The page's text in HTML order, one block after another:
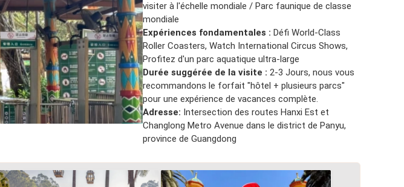
visiter à l'échelle mondiale / Parc faunique de classe
mondiale
Expériences fondamentales : Défi World-Class
Roller Coasters, Watch International Circus Shows,
Profitez d'un parc aquatique ultra-large
Durée suggérée de la visite : 2-3 Jours, nous vous
recommandons le forfait "hôtel + plusieurs parcs"
pour une expérience de vacances complète.
Adresse: Intersection des routes Hanxi Est et
Changlong Metro Avenue dans le district de Panyu,
province de Guangdong